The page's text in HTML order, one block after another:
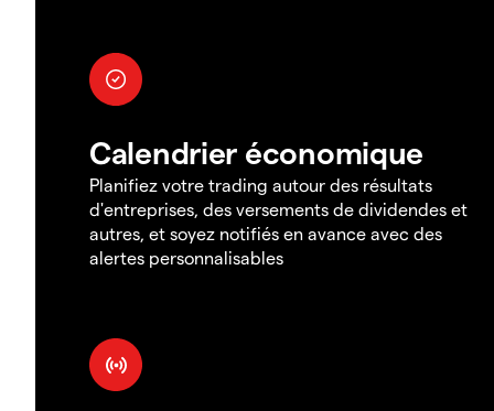
Calendrier économique
Planifiez votre trading autour des résultats
d'entreprises, des versements de dividendes et
autres, et soyez notifiés en avance avec des
alertes personnalisables